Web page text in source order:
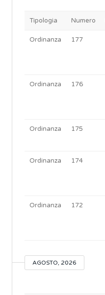
Tipologia Numero
Ordinanza 177
Ordinanza 176
Ordinanza 175
Ordinanza 174
Ordinanza 172
AGOSTO, 2026